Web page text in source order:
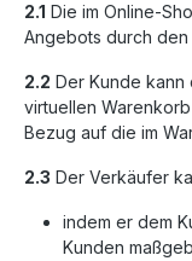
2.1 Die im Online-
Angebots durch den
2.2 Der Kunde
virtuellen
Bezug auf die im
2.3 Der Verkäufer
indem er dem
Kunden